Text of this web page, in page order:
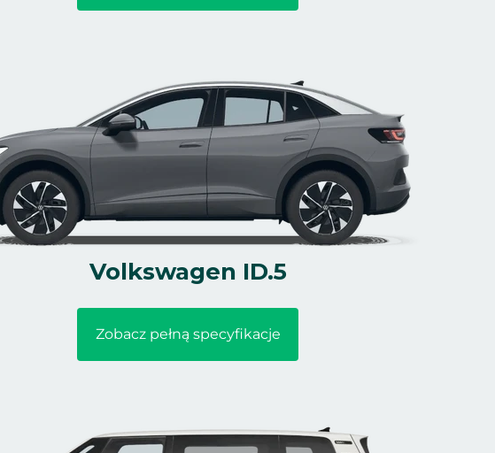
Volkswagen ID.5
Zobacz pełną specyfikacje